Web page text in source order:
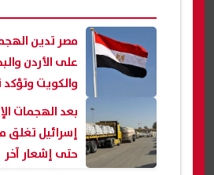
مصر تدين
على الأردن
والكويت وتؤكد
الكامل مع
بعد الهجمات
إسرائيل تغلق
حتى إشعار آخر